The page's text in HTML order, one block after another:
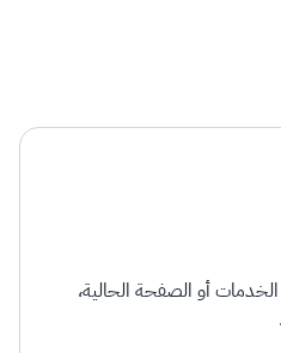
أو الصفحة الحالية،